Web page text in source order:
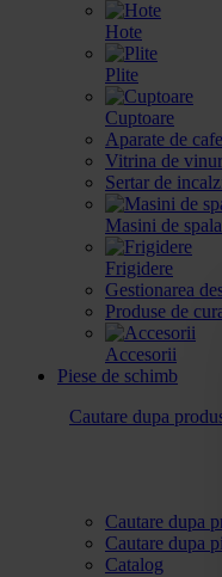
Hote
Plite
Cuptoare
Aparate de
Vitrina de
Sertar de
Masini de
Frigidere
Gestionarea
Produse de
Accesorii
Piese de schimb
Cautare dupa
Cautare dupa
Cautare dupa
Catalog